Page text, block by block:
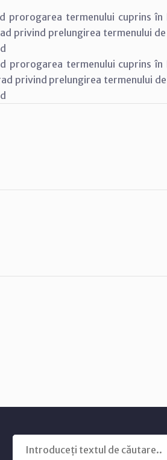
prorogarea termenului cuprins în
privind prelungirea termenului
prorogarea termenului cuprins în
privind prelungirea termenului